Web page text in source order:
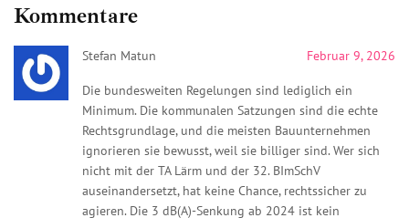
Kommentare
Stefan Matun Februar 9, 2026
Die bundesweiten Regelungen sind lediglich ein
Minimum. Die kommunalen Satzungen sind die echte
Rechtsgrundlage, und die meisten Bauunternehmen
ignorieren sie bewusst, weil sie billiger sind. Wer sich
nicht mit der TA Lärm und der 32. BImSchV
auseinandersetzt, hat keine Chance, rechtssicher zu
agieren. Die 3 dB(A)-Senkung ab 2024 ist kein